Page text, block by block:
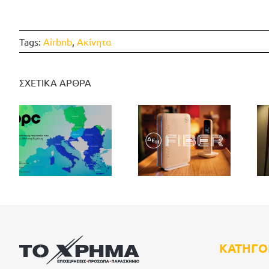
Tags: Airbnb, Ακίνητα
ΣΧΕΤΙΚΑ ΑΡΘΡΑ